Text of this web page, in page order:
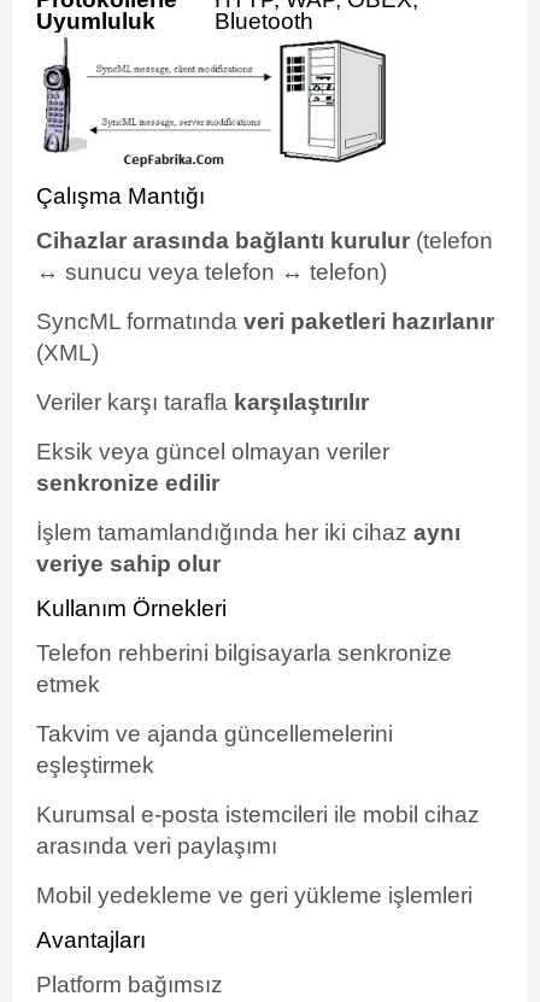
Uyumluluk
Bluetooth
Çalışma Mantığı
Cihazlar arasında bağlantı kurulur (telefon
↔ sunucu veya telefon ↔ telefon)
SyncML formatında veri paketleri hazırlanır
(XML)
Veriler karşı tarafla karşılaştırılır
Eksik veya güncel olmayan veriler
senkronize edilir
İşlem tamamlandığında her iki cihaz aynı
veriye sahip olur
Kullanım Örnekleri
Telefon rehberini bilgisayarla senkronize
etmek
Takvim ve ajanda güncellemelerini
eşleştirmek
Kurumsal e-posta istemcileri ile mobil cihaz
arasında veri paylaşımı
Mobil yedekleme ve geri yükleme işlemleri
Avantajları
Platform bağımsız